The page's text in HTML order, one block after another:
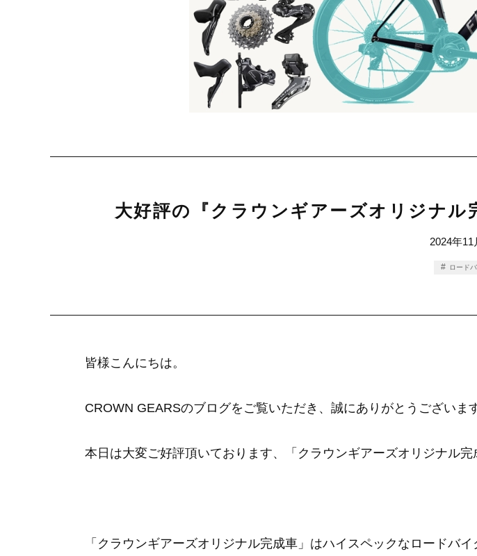
大好評の『クラウンギアーズオリジナル
2024年11
ロード
皆様こんにちは。
CROWN GEARSのブログをご覧いただき、誠にありがとうございます
本日は大変ご好評頂いております、「クラウンギアーズオリジナル完
「クラウンギアーズオリジナル完成車」はハイスペックなロードバ